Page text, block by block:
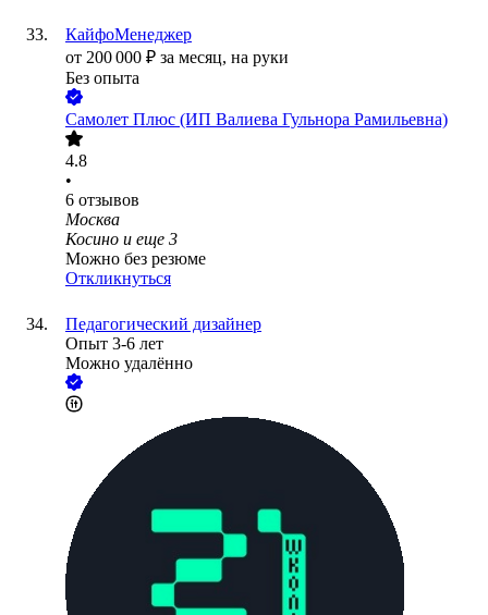
КайфоМенеджер
от 200 000 ₽ за месяц, на руки
Без опыта
Самолет Плюс (ИП Валиева Гульнора Рамильевна)
4.8
•
6 отзывов
Москва
Косино и еще 3
Можно без резюме
Откликнуться
Педагогический дизайнер
Опыт 3-6 лет
Можно удалённо